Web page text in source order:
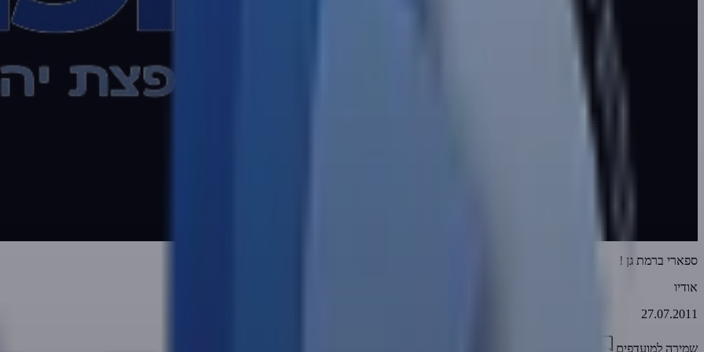
ספארי ברמת גן !
אודיו
27.07.2011
שמירה למועדפים